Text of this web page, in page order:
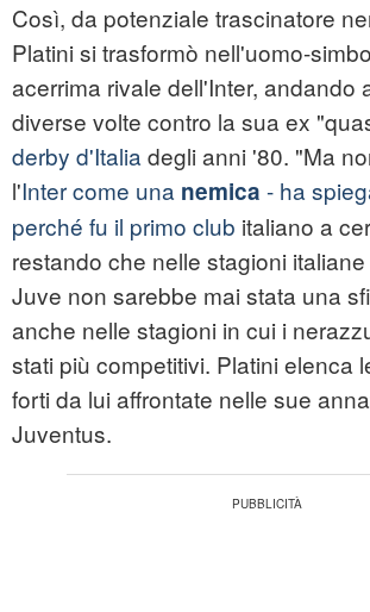
Così, da potenziale trascinatore
Platini si trasformò nell'uomo-
acerrima rivale dell'Inter, andando
diverse volte contro la sua ex
derby d'Italia degli anni '80. "Ma
l'Inter come una nemica - ha
perché fu il primo club italiano a
restando che nelle stagioni
Juve non sarebbe mai stata una
anche nelle stagioni in cui i
stati più competitivi. Platini elenca
forti da lui affrontate nelle sue
Juventus.